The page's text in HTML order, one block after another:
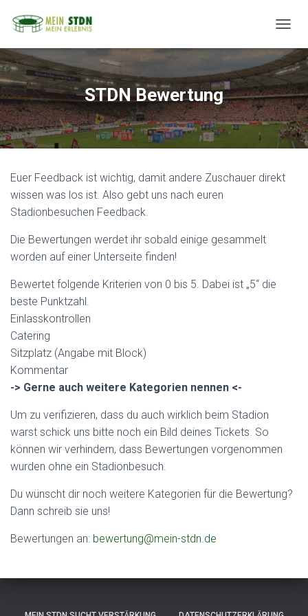
A
V
I
G
A
T
I
O
M
STDN Bewertung
Euer Feedback ist wichtig, damit andere Zuschauer direkt
wissen was los ist. Also gebt uns nach euren
Stadionbesuchen Feedback.
Die Bewertungen werdet ihr sobald einige gesammelt
worden auf einer Unterseite finden!
Bewertet folgende Kriterien von 0 bis 5. Dabei ist „5“ die
beste Punktzahl.
Einlasskontrollen
Catering
Sitzplatz (Angabe mit Block)
Kommentar
-> Gerne auch weitere Kategorien nennen <-
Um zu verifizieren, dass du auch wirklich beim Stadion
warst schick uns bitte noch ein Bild deines Tickets. So
können wir verhindern, dass Bewertungen vorgenommen
wurden ohne ein Stadionbesuch.
Du wünscht dir noch weitere Kategorien für die Bewertung?
Dann schreib sie uns!
Bewertungen an: bewertung@mein-stdn.de